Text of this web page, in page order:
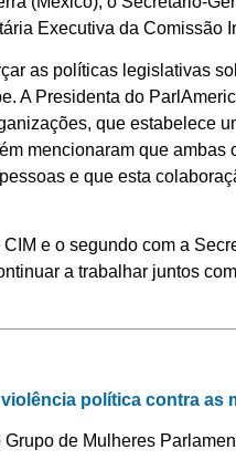
Executiva da Comissão
as políticas legislativas
A Presidenta do
que estabelece
mencionaram que
e que esta
e o segundo com a
a trabalhar juntos
política contra as
de Mulheres